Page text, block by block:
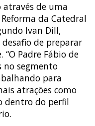
através de uma
da Catedral
Ivan Dill,
de preparar
Padre Fábio de
no segmento
para
atrações como
dentro do perfil